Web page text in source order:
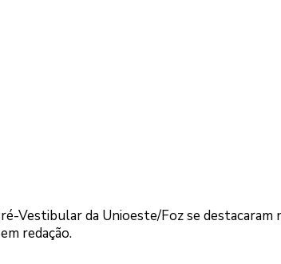
Vestibular da Unioeste/Foz se destacaram
redação.